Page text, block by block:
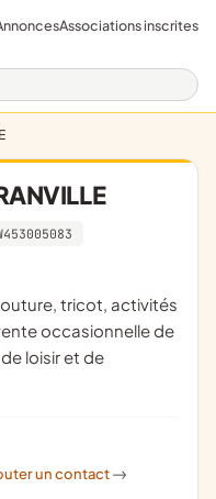
Associations inscrites
occasionnelle de
loisir et de
un contact ->